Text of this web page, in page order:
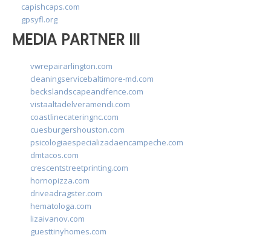
capishcaps.com
gpsyfl.org
MEDIA PARTNER III
vwrepairarlington.com
cleaningservicebaltimore-md.com
beckslandscapeandfence.com
vistaaltadelveramendi.com
coastlinecateringnc.com
cuesburgershouston.com
psicologiaespecializadaencampeche.com
dmtacos.com
crescentstreetprinting.com
hornopizza.com
driveadragster.com
hematologa.com
lizaivanov.com
guesttinyhomes.com